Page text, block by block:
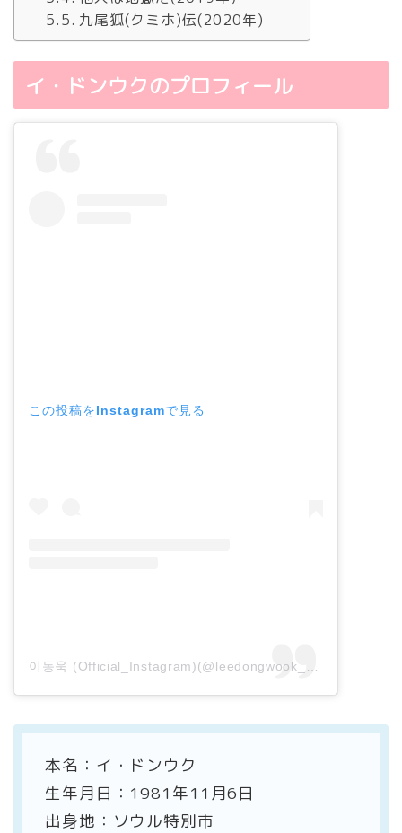
九尾狐(クミホ)伝(2020年)
イ・ドンウクのプロフィール
この投稿をInstagramで見る
本名：イ・ドンウク
生年月日：1981年11月6日
出身地：ソウル特別市